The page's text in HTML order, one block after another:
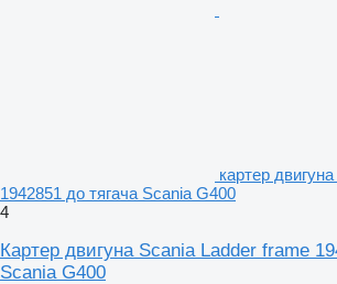
картер
1942851 до тягача Scania G400
4
Картер двигуна Scania Ladder frame
Scania G400